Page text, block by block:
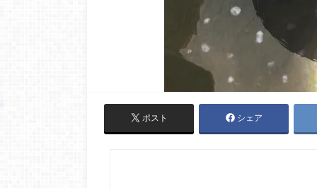
ポスト シェア